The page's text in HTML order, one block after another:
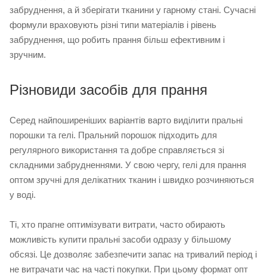
забруднення, а й зберігати тканини у гарному стані. Сучасні
формули враховують різні типи матеріалів і рівень
забруднення, що робить прання більш ефективним і
зручним.
Різновиди засобів для прання
Серед найпоширеніших варіантів варто виділити пральні
порошки та гелі. Пральний порошок підходить для
регулярного використання та добре справляється зі
складними забрудненнями. У свою чергу, гелі для прання
оптом зручні для делікатних тканин і швидко розчиняються
у воді.
Ті, хто прагне оптимізувати витрати, часто обирають
можливість купити пральні засоби одразу у більшому
обсязі. Це дозволяє забезпечити запас на тривалий період і
не витрачати час на часті покупки. При цьому формат опт